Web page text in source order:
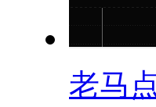
老马